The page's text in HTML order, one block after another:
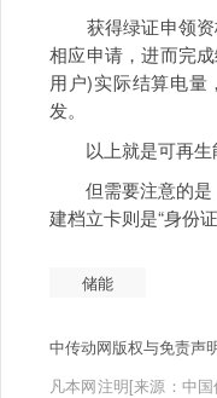
获得绿证申领资
相应申请，进而完
用户)实际结算电量
发。
以上就是可再生
但需要注意的是
建档立卡则是“身份证
储能
中传动网版权与免责声
凡本网注明[来源：中